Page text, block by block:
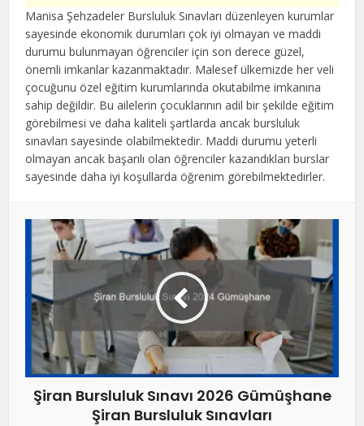
alan
boş
bırakılmalıdır
Manisa Şehzadeler Bursluluk Sınavları düzenleyen kurumlar
sayesinde ekonomik durumları çok iyi olmayan ve maddi
durumu bulunmayan öğrenciler için son derece güzel,
önemli imkanlar kazanmaktadır. Malesef ülkemizde her veli
çocuğunu özel eğitim kurumlarında okutabilme imkanına
sahip değildir. Bu ailelerin çocuklarının adil bir şekilde eğitim
görebilmesi ve daha kaliteli şartlarda ancak bursluluk
sınavları sayesinde olabilmektedir. Maddi durumu yeterli
olmayan ancak başarılı olan öğrenciler kazandıkları burslar
sayesinde daha iyi koşullarda öğrenim görebilmektedirler.
Şiran Bursluluk Sınavı 2026 Gümüşhane
Şiran Bursluluk Sınavları